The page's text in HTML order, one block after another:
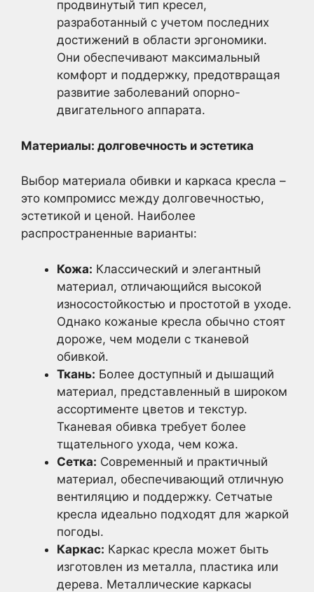
продвинутый тип кресел,
разработанный с учетом последних
достижений в области эргономики.
Они обеспечивают максимальный
комфорт и поддержку, предотвращая
развитие заболеваний опорно-
двигательного аппарата.
Материалы: долговечность и эстетика
Выбор материала обивки и каркаса кресла –
это компромисс между долговечностью,
эстетикой и ценой. Наиболее
распространенные варианты:
Кожа: Классический и элегантный
материал, отличающийся высокой
износостойкостью и простотой в уходе.
Однако кожаные кресла обычно стоят
дороже, чем модели с тканевой
обивкой.
Ткань: Более доступный и дышащий
материал, представленный в широком
ассортименте цветов и текстур.
Тканевая обивка требует более
тщательного ухода, чем кожа.
Сетка: Современный и практичный
материал, обеспечивающий отличную
вентиляцию и поддержку. Сетчатые
кресла идеально подходят для жаркой
погоды.
Каркас: Каркас кресла может быть
изготовлен из металла, пластика или
дерева. Металлические каркасы